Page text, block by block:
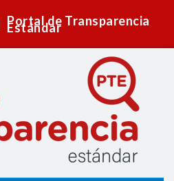
Portal de Transparencia
Estándar